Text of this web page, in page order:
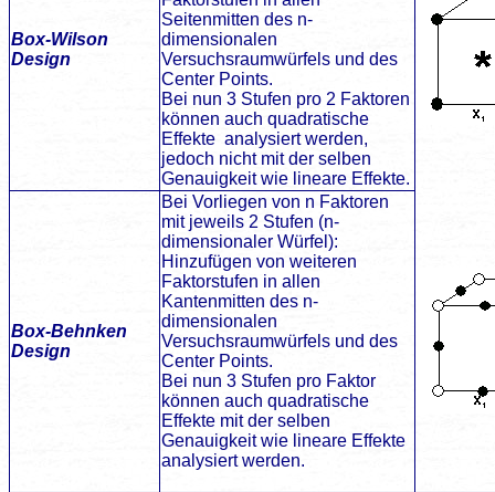
Box-Wilson
Design
Seitenmitten des n-
dimensionalen
Versuchsraumwürfels und des
Center Points.
Bei nun 3 Stufen pro 2 Faktoren
können auch quadratische
Effekte analysiert werden,
jedoch nicht mit der selben
Genauigkeit wie lineare Effekte.
Box-Behnken
Design
Bei Vorliegen von n Faktoren
mit jeweils 2 Stufen (n-
dimensionaler Würfel):
Hinzufügen von weiteren
Faktorstufen in allen
Kantenmitten des n-
dimensionalen
Versuchsraumwürfels und des
Center Points.
Bei nun 3 Stufen pro Faktor
können auch quadratische
Effekte mit der selben
Genauigkeit wie lineare Effekte
analysiert werden.